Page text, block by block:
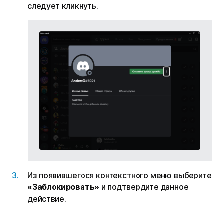
следует кликнуть.
Из появившегося контекстного меню выберите
«Заблокировать» и подтвердите данное
действие.